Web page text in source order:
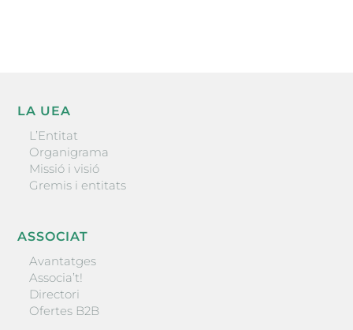
LA UEA
L’Entitat
Organigrama
Missió i visió
Gremis i entitats
ASSOCIAT
Avantatges
Associa’t!
Directori
Ofertes B2B